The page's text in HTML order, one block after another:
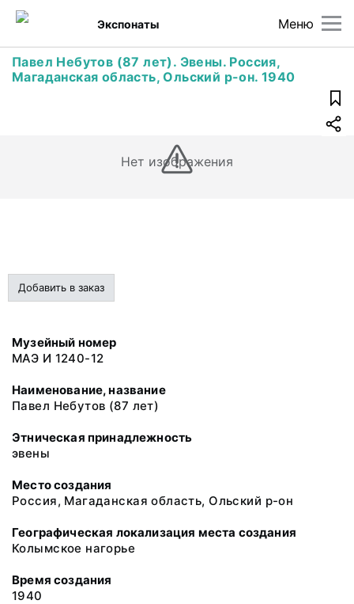
Меню
Экспонаты
Павел Небутов (87 лет). Эвены. Россия,
Магаданская область, Ольский р-он. 1940
Нет изображения
Добавить в заказ
Музейный номер
МАЭ И 1240-12
Наименование, название
Павел Небутов (87 лет)
Этническая принадлежность
эвены
Место создания
Россия, Магаданская область, Ольский р-он
Географическая локализация места создания
Колымское нагорье
Время создания
1940